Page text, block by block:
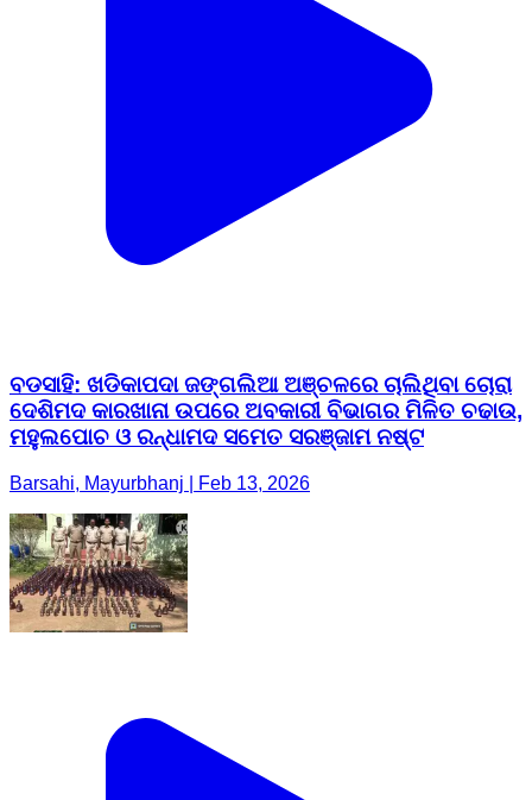
ବଡସାହି: ଖଡିକାପଦା ଜଙ୍ଗଲିଆ ଅଞ୍ଚଳରେ ଚାଲିଥିବା ଚୋରା
ଦେଶିମଦ କାରଖାନା ଉପରେ ଅବକାରୀ ବିଭାଗର ମିଳିତ ଚଢାଉ,
ମହୁଲପୋଚ ଓ ରନ୍ଧାମଦ ସମେତ ସରଞ୍ଜାମ ନଷ୍ଟ
Barsahi, Mayurbhanj | Feb 13, 2026